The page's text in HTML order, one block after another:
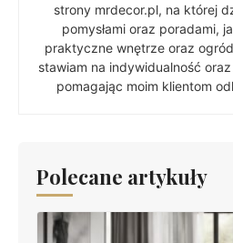
strony mrdecor.pl, na której
pomysłami oraz poradami,
praktyczne wnętrze oraz
stawiam na indywidualność
pomagając moim klientom
Polecane artykuły